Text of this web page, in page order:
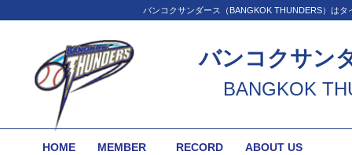
バンコクサンダース（BANGKOK THUNDERS）は
バンコクサン
BANGKOK
HOME MEMBER RECORD ABOUT US